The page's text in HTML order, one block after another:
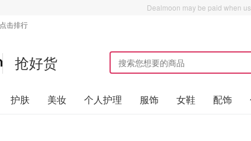
Dealmoon may be paid when
点击排行
抢好货
护肤 美妆 个人护理 服饰 女鞋 配饰